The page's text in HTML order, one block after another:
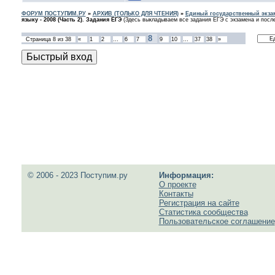
ФОРУМ ПОСТУПИМ.РУ» АРХИВ (ТОЛЬКО ДЛЯ ЧТЕНИЯ)» Единый государственный
языку - 2008 (Часть 2). Задания ЕГЭ (Здесь выкладываем все задания ЕГЭ с экзамена и
Страница 8из 38 « 1 2 … 6 7 8 9 10 … 37 38 »
© 2006 - 2023 Поступим.ру
Информация:
О проекте
Контакты
Регистрация на сайте
Статистика сообщества
Пользовательское соглашение